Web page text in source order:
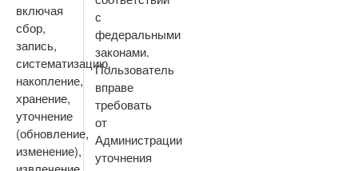
включая
сбор,
запись,
систематизацию,
накопление,
хранение,
уточнение
(обновление,
изменение),
с
федеральными
законами.
Пользователь
вправе
требовать
от
Администрации
уточнения